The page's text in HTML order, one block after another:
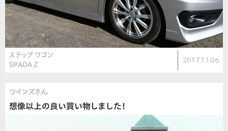
ステップ ワゴン
SPADA Z
2017.11.06
ツインズさん
想像以上の良い買い物しました！